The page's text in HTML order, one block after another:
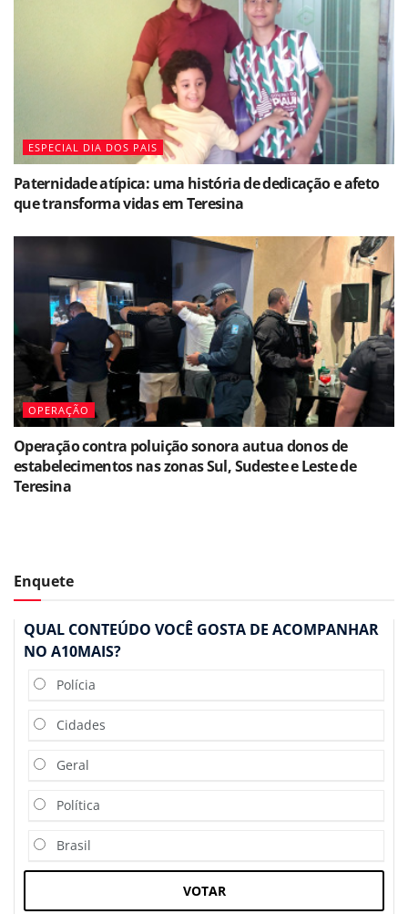
ESPECIAL DIA DOS PAIS
Paternidade atípica: uma história de dedicação e afeto
que transforma vidas em Teresina
OPERAÇÃO
Operação contra poluição sonora autua donos de
estabelecimentos nas zonas Sul, Sudeste e Leste de
Teresina
Enquete
QUAL CONTEÚDO VOCÊ GOSTA DE ACOMPANHAR
NO A10MAIS?
Polícia
Cidades
Geral
Política
Brasil
VOTAR